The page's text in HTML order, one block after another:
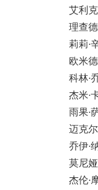
艾利克斯·布
理查德·艾欧
莉莉·辛格
欧米德·吉
科林·乔斯
杰米·卡米
雨果·萨维诺
迈克尔·高德
乔伊·纳波
莫尼娅·阿
杰伦·摩尔